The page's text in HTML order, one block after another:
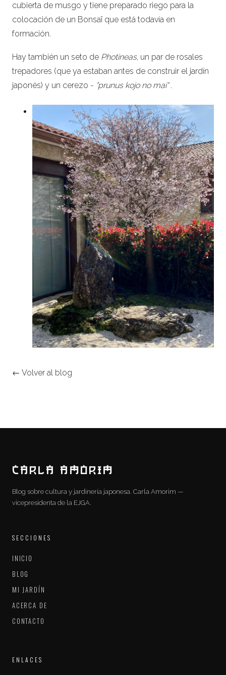
cubierta de musgo y tiene preparado riego para la
colocación de un Bonsaï que está todavía en
formación.
Hay también un seto de Photineas, un par de rosales
trepadores (que ya estaban antes de construir el jardín
japonés) y un cerezo - "prunus kojo no mai".
← Volver al blog
CARLA AMORIM
Blog sobre cultura y jardinería japonesa. Carla Amorim —
vicepresidenta de la EJGA.
SECCIONES
INICIO
BLOG
MI JARDÍN
ACERCA DE
CONTACTO
ENLACES